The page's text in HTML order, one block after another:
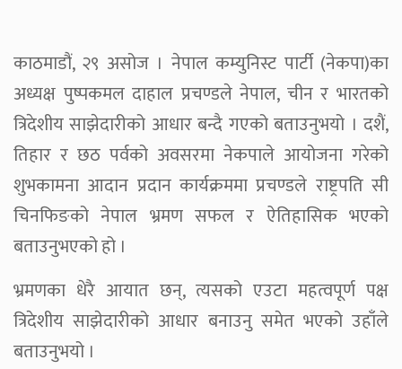
काठमाडौं, २९ असोज । नेपाल कम्युनिस्ट पार्टी (नेकपा)का
अध्यक्ष पुष्पकमल दाहाल प्रचण्डले नेपाल, चीन र भारतको
त्रिदेशीय साझेदारीको आधार बन्दै गएको बताउनुभयो । दशैं,
तिहार र छठ पर्वको अवसरमा नेकपाले आयोजना गरेको
शुभकामना आदान प्रदान कार्यक्रममा प्रचण्डले राष्ट्रपति सी
चिनफिङको नेपाल भ्रमण सफल र ऐतिहासिक भएको
बताउनुभएको हो ।
भ्रमणका धेरै आयात छन्, त्यसको एउटा महत्वपूर्ण पक्ष
त्रिदेशीय साझेदारीको आधार बनाउनु समेत भएको उहाँले
बताउनुभयो ।